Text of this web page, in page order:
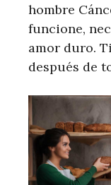
hombre
funcione,
amor duro.
después de